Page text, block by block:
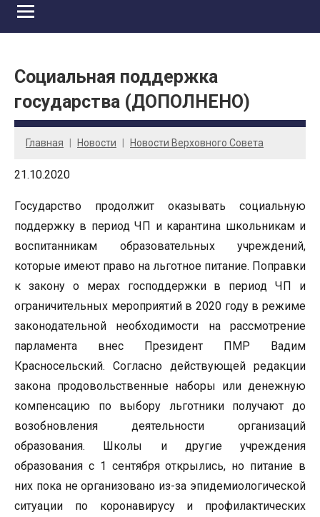
Социальная поддержка
государства (ДОПОЛНЕНО)
Главная Новости Новости Верховного Совета
21.10.2020
Государство продолжит оказывать социальную
поддержку в период ЧП и карантина школьникам и
воспитанникам образовательных учреждений,
которые имеют право на льготное питание. Поправки
к закону о мерах господдержки в период ЧП и
ограничительных мероприятий в 2020 году в режиме
законодательной необходимости на рассмотрение
парламента внес Президент ПМР Вадим
Красносельский. Согласно действующей редакции
закона продовольственные наборы или денежную
компенсацию по выбору льготники получают до
возобновления деятельности организаций
образования. Школы и другие учреждения
образования с 1 сентября открылись, но питание в
них пока не организовано из-за эпидемиологической
ситуации по коронавирусу и профилактических